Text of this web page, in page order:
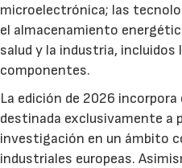
microelectrónica; las
el almacenamiento
salud y la industria,
componentes.
La edición de 2026
destinada exclusivamente a
investigación en un ámbito
industriales europeas.